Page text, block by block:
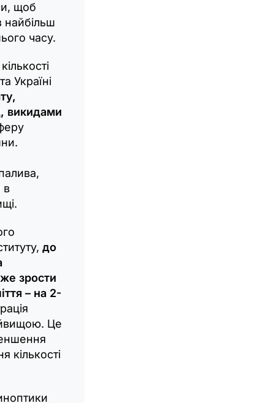
щоб
найбільш
часу.
Україні
викидами
в
до
зрости
– на 2-
Це
кількості